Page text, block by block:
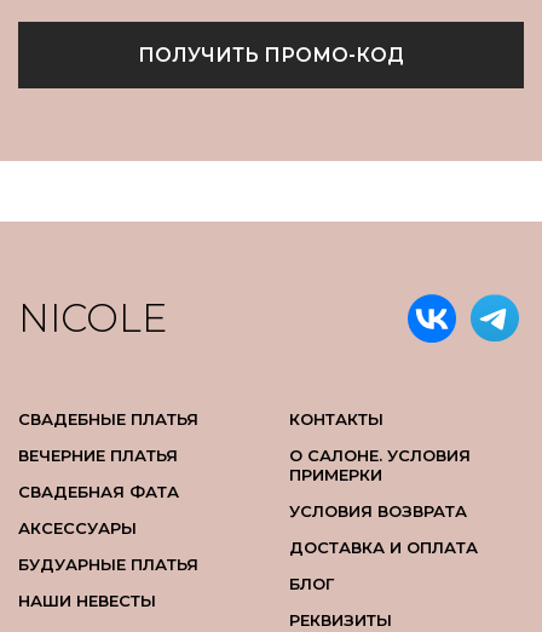
ПОЛУЧИТЬ ПРОМО-КОД
NICOLE
СВАДЕБНЫЕ ПЛАТЬЯ
ВЕЧЕРНИЕ ПЛАТЬЯ
СВАДЕБНАЯ ФАТА
АКСЕССУАРЫ
БУДУАРНЫЕ ПЛАТЬЯ
НАШИ НЕВЕСТЫ
КОНТАКТЫ
О САЛОНЕ. УСЛОВИЯ
ПРИМЕРКИ
УСЛОВИЯ ВОЗВРАТА
ДОСТАВКА И ОПЛАТА
БЛОГ
РЕКВИЗИТЫ